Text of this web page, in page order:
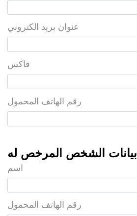
عنوان بريد الكتروني
فاكس
رقم الهاتف المحمول
بيانات الشخص المرخص له
اسم
رقم الهاتف المحمول